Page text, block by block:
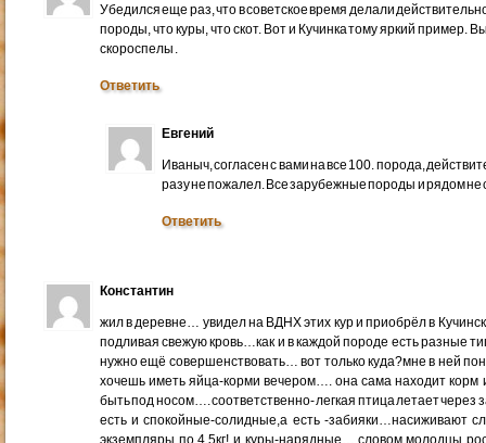
Убедился еще раз, что в советское время делали
породы, что куры, что скот. Вот и Кучинка тому яркий пример.
скороспелы .
Ответить
Евгений
Иваныч, согласен с вами на все 100. порода,
разу не пожалел. Все зарубежные породы и рядом не
Ответить
Константин
жил в деревне… увидел на ВДНХ этих кур и приобрёл в
подливая свежую кровь…как и в каждой породе есть разные
нужно ещё совершенствовать… вот только куда?мне в ней
хочешь иметь яйца-корми вечером…. она сама находит
быть под носом…. соответственно- легкая птица летает
есть и спокойные-солидные,а есть -забияки…насиживают
экземпляры по 4.5кг! и куры-нарядные… словом,молодцы